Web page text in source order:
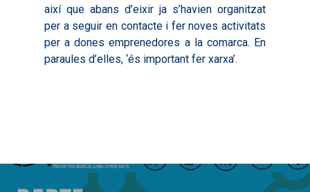
així que abans d’eixir ja s’havien organitzat
per a seguir en contacte i fer noves activitats
per a dones emprenedores a la comarca. En
paraules d’elles, ‘és important fer xarxa’.